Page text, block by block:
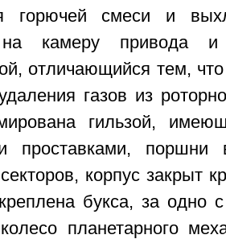
горючей смеси и
на камеру привода и
отличающийся тем,
газов из
гильзой,
проставками,
корпус закрыт
букса, за одно
планетарного